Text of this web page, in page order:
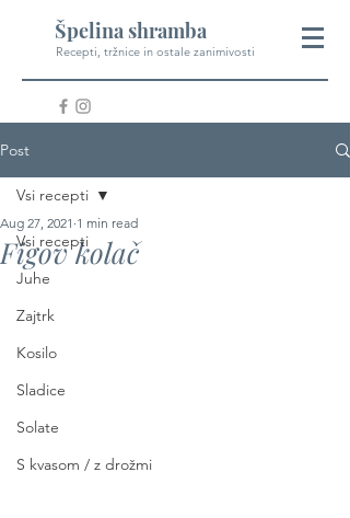
Špelina shramba
Recepti, tržnice in ostale zanimivosti
Post
Vsi recepti
Juhe
Zajtrk
Kosilo
Sladice
Solate
S kvasom / z drožmi
Vsi recepti
Figov kolač
Aug 27, 2021 1 min read